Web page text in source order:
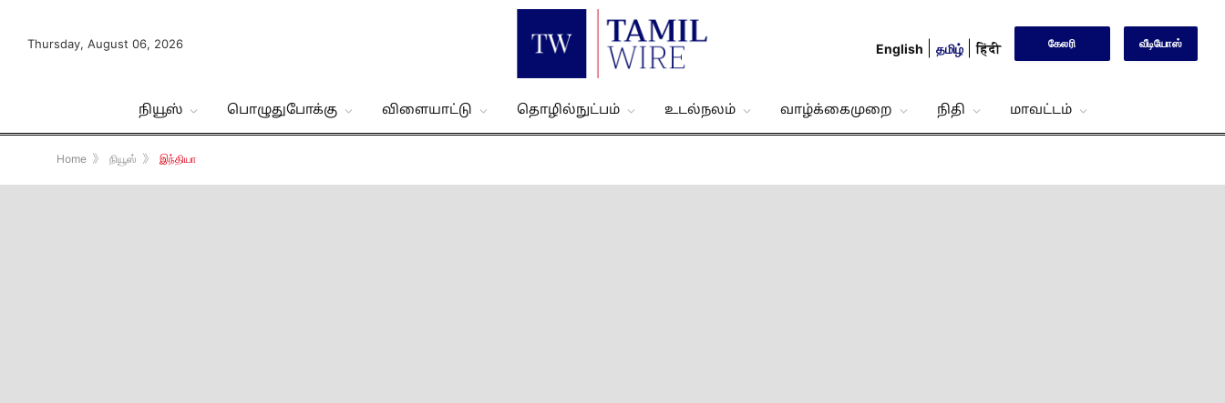
Thursday, August 06, 2026 English தமிழ் हिंदी கேலரி வீடியோஸ்
நியூஸ் பொழுதுபோக்கு விளையாட்டு தொழில்நுட்பம் உடல்நலம் வாழ்க்கைமுறை நிதி மாவட்டம்
Home 》 நியூஸ் 》 இந்தியா